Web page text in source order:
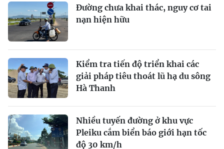
Đường chưa khai thác, nguy cơ tai
nạn hiện hữu
Kiểm tra tiến độ triển khai các
giải pháp tiêu thoát lũ hạ du sông
Hà Thanh
Nhiều tuyến đường ở khu vực
Pleiku cắm biển báo giới hạn tốc
độ 30 km/h